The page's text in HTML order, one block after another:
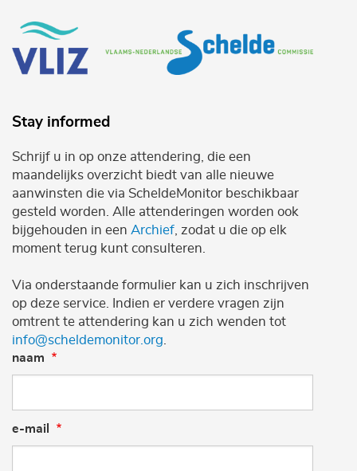
Stay informed
Schrijf u in op onze attendering, die een
maandelijks overzicht biedt van alle nieuwe
aanwinsten die via ScheldeMonitor beschikbaar
gesteld worden. Alle attenderingen worden ook
bijgehouden in een Archief , zodat u die op elk
moment terug kunt consulteren.
Via onderstaande formulier kan u zich inschrijven
op deze service. Indien er verdere vragen zijn
omtrent te attendering kan u zich wenden tot
info@scheldemonitor.org
naam
e-mail